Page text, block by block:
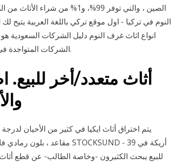
الصين ، والتي توفر 99%، و1%
النوم في تركيا - اول موقع تركي باللغة العربية يتيح
انواع اثاث غرف النوم دليل الشركات
الشركات المتواجدة في السوق السعودية مصنفة حسب القطاعات الصناعية.
أثاث متعدد/أخر
يتم اختراق أثاث ايكيا في كثير من الأحيان